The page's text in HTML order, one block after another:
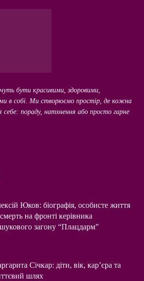
бути красивими, здоровими,
в собі. Ми створюємо простір, де кожна
себе: пораду, натхнення або просто гарне
Юков: біографія, особисте життя
на фронті керівника
загону “Плацдарм”
Січкар: діти, вік, кар’єра та
шлях